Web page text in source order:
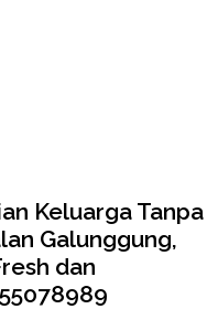
Keluarga Tanpa
Galunggung,
dan